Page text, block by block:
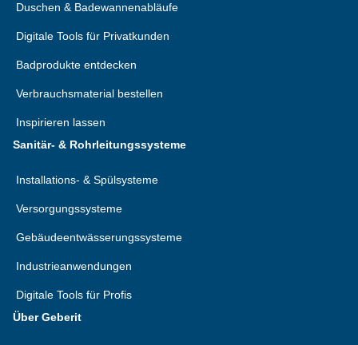
Duschen & Badewannenabläufe
Digitale Tools für Privatkunden
Badprodukte entdecken
Verbrauchsmaterial bestellen
Inspirieren lassen
Sanitär- & Rohrleitungssysteme
Installations- & Spülsysteme
Versorgungssysteme
Gebäudeentwässerungssysteme
Industrieanwendungen
Digitale Tools für Profis
Über Geberit